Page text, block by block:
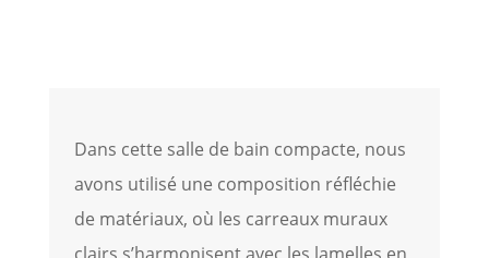
Dans cette salle de bain compacte, nous
avons utilisé une composition réfléchie
de matériaux, où les carreaux muraux